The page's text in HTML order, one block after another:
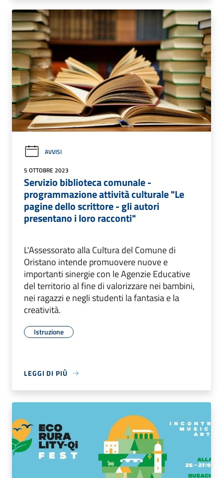
AVVISI
5 OTTOBRE 2023
Servizio biblioteca comunale -
programmazione attività culturale "Le
pagine dello scrittore - gli autori
presentano i loro racconti"
L'Assessorato alla Cultura del Comune di
Oristano intende promuovere nuove e
importanti sinergie con le Agenzie Educative
del territorio al fine di valorizzare nei bambini,
nei ragazzi e negli studenti la fantasia e la
creatività.
Istruzione
LEGGI DI PIÙ